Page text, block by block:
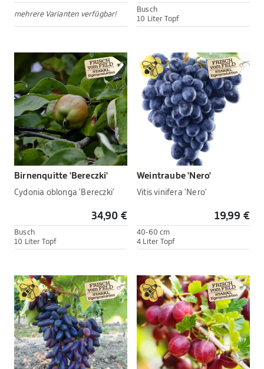
mehrere Varianten verfügbar!
Busch
10 Liter Topf
Birnenquitte 'Bereczki'
Cydonia oblonga 'Bereczki'
34,90 €
Busch
10 Liter Topf
Weintraube 'Nero'
Vitis vinifera 'Nero'
19,99 €
40-60 cm
4 Liter Topf